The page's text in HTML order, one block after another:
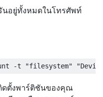
นอยู่ทั้งหมดในโทรศัพท์
ตั้งพาร์ติชันของคุณ